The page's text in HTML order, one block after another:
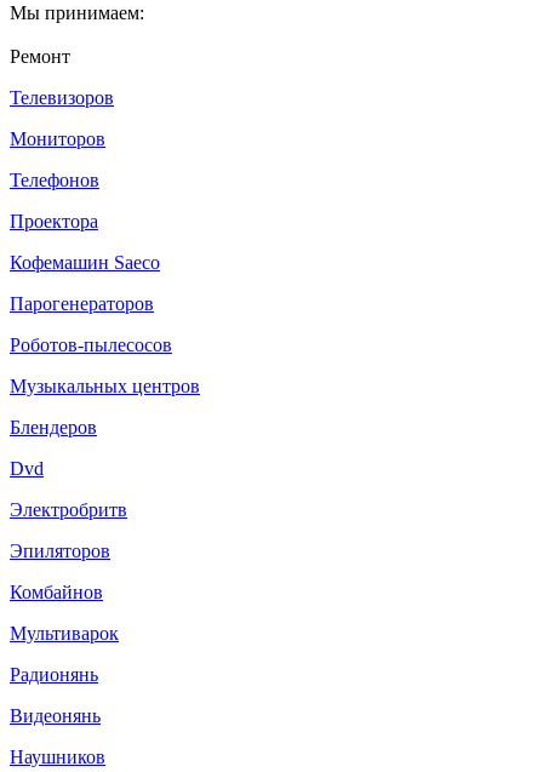
Мы принимаем:
Ремонт
Телевизоров
Мониторов
Телефонов
Проектора
Кофемашин Saeco
Парогенераторов
Роботов-пылесосов
Музыкальных центров
Блендеров
Dvd
Электробритв
Эпиляторов
Комбайнов
Мультиварок
Радионянь
Видеонянь
Наушников